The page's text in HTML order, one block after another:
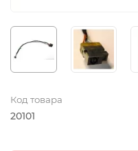
Код товара
20101